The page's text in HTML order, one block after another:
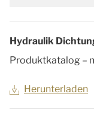
Hydraulik
Produktkatalog –
Herunterladen